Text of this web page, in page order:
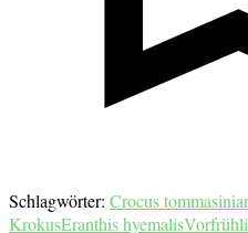
Schlagwörter: Crocus
KrokusEranthis hyemalis